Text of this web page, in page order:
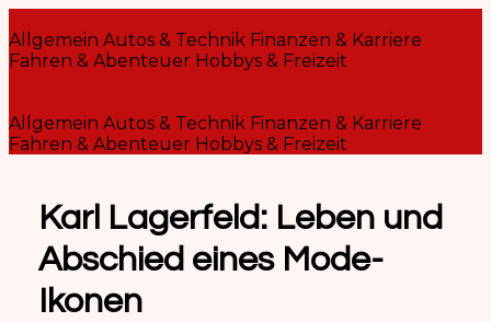
Allgemein Autos & Technik Finanzen & Karriere
Fahren & Abenteuer Hobbys & Freizeit
Allgemein Autos & Technik Finanzen & Karriere
Fahren & Abenteuer Hobbys & Freizeit
Karl Lagerfeld: Leben und
Abschied eines Mode-
Ikonen